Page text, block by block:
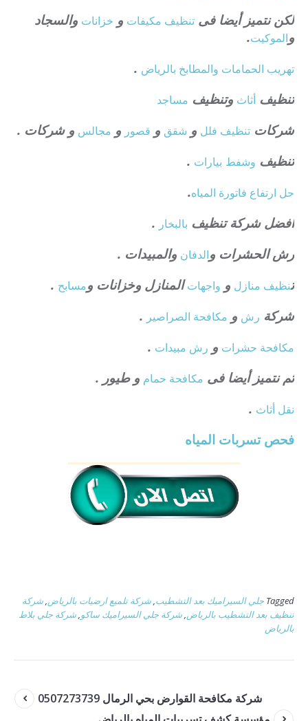
لكن نتميز أيضا فى تنظيف مكيفات و خزانات والسجاد
والموكيت.
تهريب الحمامات والمطابخ بالرياض .
تنظيف أثاث وتنظيف مساجد
شركات تنظيف فلل و شقق و قصور و مجالس و شركات .
تنظيف وشفط بيارات .
حل ارتفاع فاتورة المياه.
افضل شركة تنظيف بالبخار .
رش الحشرات والدفان والمبيدات .
تنظيف منازل و واجهاتالمنازل وخزانات ومسابح .
شركة رش و مكافحة الصراصير .
مكافحة حشرات و رش مبيدات .
ثم نتميز أيضا فى مكافحة حمام و طيور .
نقل أثاث .
فحص تسربات المياه
Tagged جلي السيراميك بعد التشطيب,شركة تلميع ارضيات بالرياض,شركة
تنظيف بعد التشطيب بالرياض,شركة جلي السيراميك ساكو,شركة جلي بلاط
بالرياض
شركة مكافحة القوارض بحي الرمال 0507273739